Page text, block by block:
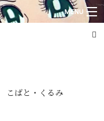
MENU
こばと・くるみ